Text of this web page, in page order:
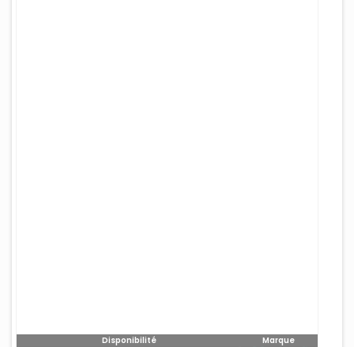
Disponibilité Marque